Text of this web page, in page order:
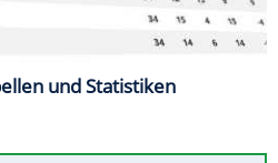
und Statistiken